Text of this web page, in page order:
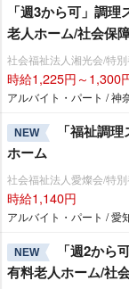
「週3から可」調
老人ホーム/社会保
社会福祉法人湘光会/特
時給1,225円～1,300
アルバイト・パート / 神
NEW
「福祉調
ホーム
社会福祉法人愛燦会/特
時給1,140円
アルバイト・パート / 愛
NEW
「週2から
有料老人ホーム/社